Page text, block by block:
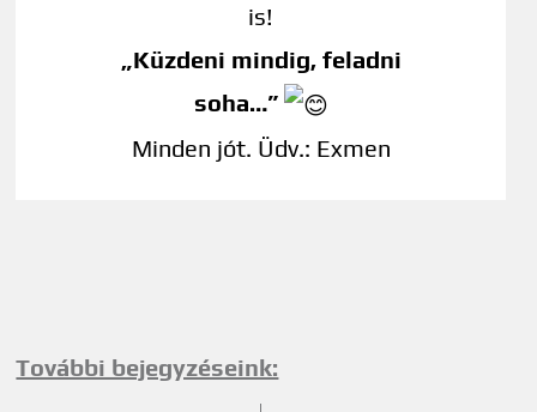
is!
„Küzdeni mindig, feladni
soha…”
Minden jót. Üdv.: Exmen
További bejegyzéseink: